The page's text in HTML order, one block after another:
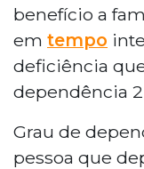
benefício a
em tempo
deficiência
dependência 2
Grau de
pessoa que